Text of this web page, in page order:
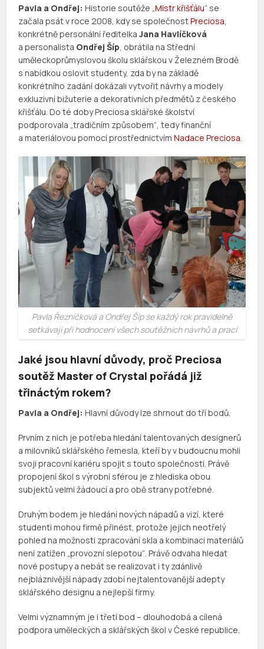
Pavla a Ondřej:Historie soutěže „Mistr křišťálu“ se
začala psát v roce 2008, kdy se společnostPreciosa,
konkrétně personální ředitelkaJana Havlíčková
a personalista Ondřej Šíp, obrátila na Střední
uměleckoprůmyslovou školu sklářskou v Železném Brodě
s nabídkou oslovit studenty, zda by na základě
konkrétního zadání dokázali vytvořit návrhy a modely
exkluzivní bižuterie a dekorativních předmětů z českého
křišťálu. Do té doby Preciosa sklářské školství
podporovala „tradičním způsobem“, tedy finanční
a materiálovou pomocí prostřednictvímNadace Preciosa.
Pavla Řezníčková a Ondřej Šíp se každý rok pravidelně
setkávají při hodnocení všech soutěžních návrhů a prací
Jaké jsou hlavní důvody, proč Preciosa
soutěž Master of Crystal pořádá již
třináctým rokem?
Pavla a Ondřej:Hlavní důvody lze shrnout do tří bodů.
Prvním z nich je potřeba hledání talentovaných designerů
a milovníků sklářského řemesla, kteří by v budoucnu mohli
svoji pracovní kariéru spojit s touto společností. Právě
propojení škol s výrobní sférou je z hlediska obou
subjektů velmi žádoucí a pro obě strany potřebné.
Druhým bodem je hledání nových nápadů a vizí, které
studenti mohou firmě přinést, protože jejich neotřelý
pohled na možnosti zpracování skla a kombinaci materiálů
není zatížen „provozní slepotou“. Právě odvaha hledat
nové postupy a nebát se realizovat i ty zdánlivě
nejbláznivější nápady zdobí nejtalentovanější adepty
sklářského designu a nejlepší firmy.
Velmi významným je i třetí bod – dlouhodobá a cílená
podpora uměleckých a sklářských škol v České republice.